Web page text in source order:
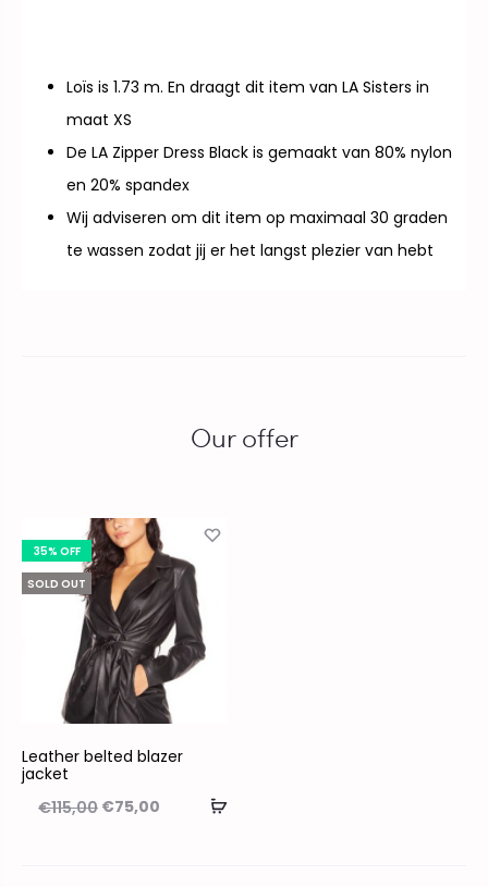
Loïs is 1.73 m. En draagt dit item van LA Sisters in
maat XS
De LA Zipper Dress Black is gemaakt van 80% nylon
en 20% spandex
Wij adviseren om dit item op maximaal 30 graden
te wassen zodat jij er het langst plezier van hebt
Our offer
35% OFF
SOLD OUT
Leather belted blazer
jacket
€115,00 €75,00